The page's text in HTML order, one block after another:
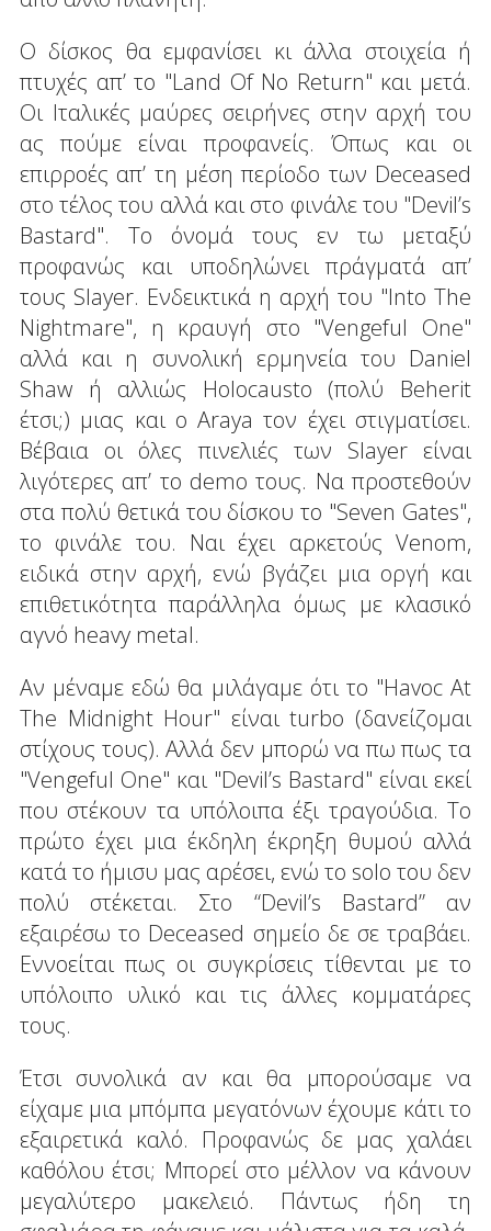
Ο δίσκος θα εμφανίσει κι άλλα στοιχεία ή
πτυχές απ’ το "Land Of No Return" και μετά.
Οι Ιταλικές μαύρες σειρήνες στην αρχή του
ας πούμε είναι προφανείς. Όπως και οι
επιρροές απ’ τη μέση περίοδο των Deceased
στο τέλος του αλλά και στο φινάλε του "Devil’s
Bastard". Το όνομά τους εν τω μεταξύ
προφανώς και υποδηλώνει πράγματά απ’
τους Slayer. Ενδεικτικά η αρχή του "Into The
Nightmare", η κραυγή στο "Vengeful One"
αλλά και η συνολική ερμηνεία του Daniel
Shaw ή αλλιώς Holocausto (πολύ Beherit
έτσι;) μιας και ο Araya τον έχει στιγματίσει.
Βέβαια οι όλες πινελιές των Slayer είναι
λιγότερες απ’ το demo τους. Να προστεθούν
στα πολύ θετικά του δίσκου το "Seven Gates",
το φινάλε του. Ναι έχει αρκετούς Venom,
ειδικά στην αρχή, ενώ βγάζει μια οργή και
επιθετικότητα παράλληλα όμως με κλασικό
αγνό heavy metal.
Αν μέναμε εδώ θα μιλάγαμε ότι το "Havoc At
The Midnight Hour" είναι turbo (δανείζομαι
στίχους τους). Αλλά δεν μπορώ να πω πως τα
"Vengeful One" και "Devil’s Bastard" είναι εκεί
που στέκουν τα υπόλοιπα έξι τραγούδια. Το
πρώτο έχει μια έκδηλη έκρηξη θυμού αλλά
κατά το ήμισυ μας αρέσει, ενώ το solo του δεν
πολύ στέκεται. Στο “Devil’s Bastard” αν
εξαιρέσω το Deceased σημείο δε σε τραβάει.
Εννοείται πως οι συγκρίσεις τίθενται με το
υπόλοιπο υλικό και τις άλλες κομματάρες
τους.
Έτσι συνολικά αν και θα μπορούσαμε να
είχαμε μια μπόμπα μεγατόνων έχουμε κάτι το
εξαιρετικά καλό. Προφανώς δε μας χαλάει
καθόλου έτσι; Μπορεί στο μέλλον να κάνουν
μεγαλύτερο μακελειό. Πάντως ήδη τη